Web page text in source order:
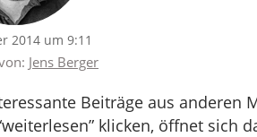
2014 um 9:11
Jens Berger
Beiträge aus anderen
klicken, öffnet sich